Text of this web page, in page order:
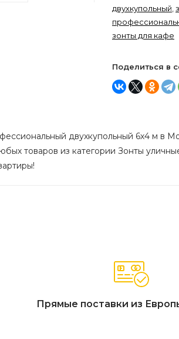
двухкупольный
зонты для кафе
Поделиться в
двухкупольный 6х4 м в
товаров из категории Зонты
Прямые поставки из